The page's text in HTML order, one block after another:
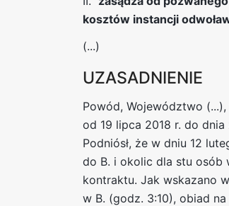
kosztów instancji
(...)
UZASADNIENIE
Powód, Województwo
od 19 lipca 2018 r. do dnia
Podniósł, że w dniu 12
do B. i okolic dla stu osób
kontraktu. Jak wskazano
w B. (godz. 3:10), obiad